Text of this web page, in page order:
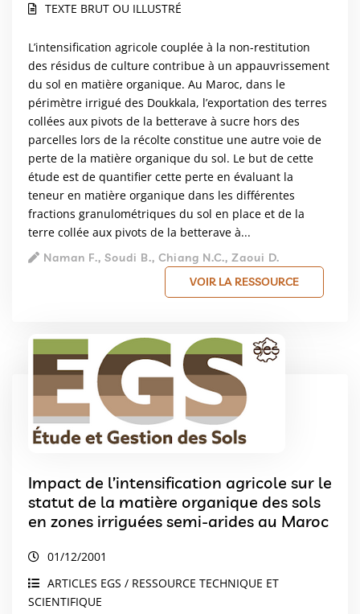
TEXTE BRUT OU ILLUSTRÉ
L’intensification agricole couplée à la non-restitution
des résidus de culture contribue à un appauvrissement
du sol en matière organique. Au Maroc, dans le
périmètre irrigué des Doukkala, l’exportation des terres
collées aux pivots de la betterave à sucre hors des
parcelles lors de la récolte constitue une autre voie de
perte de la matière organique du sol. Le but de cette
étude est de quantifier cette perte en évaluant la
teneur en matière organique dans les différentes
fractions granulométriques du sol en place et de la
terre collée aux pivots de la betterave à...
Naman F., Soudi B., Chiang N.C., Zaoui D.
VOIR LA RESSOURCE
Impact de l’intensification agricole sur le
statut de la matière organique des sols
en zones irriguées semi-arides au Maroc
01/12/2001
ARTICLES EGS / RESSOURCE TECHNIQUE ET
SCIENTIFIQUE